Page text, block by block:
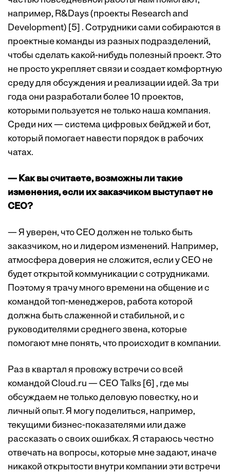
например, R&Days (проекты Research and
Development) [5] . Сотрудники сами собираются в
проектные команды из разных подразделений,
чтобы сделать какой-нибудь полезный проект. Это
не просто укрепляет связи и создает комфортную
среду для обсуждения и реализации идей. За три
года они разработали более 10 проектов,
которыми пользуется не только наша компания.
Среди них — система цифровых бейджей и бот,
который помогает навести порядок в рабочих
чатах.
— Как вы считаете, возможны ли такие
изменения, если их заказчиком выступает не
СЕО?
— Я уверен, что CEO должен не только быть
заказчиком, но и лидером изменений. Например,
атмосфера доверия не сложится, если у CEO не
будет открытой коммуникации с сотрудниками.
Поэтому я трачу много времени на общение и с
командой топ-менеджеров, работа которой
должна быть слаженной и стабильной, и с
руководителями среднего звена, которые
помогают мне понять, что происходит в компании.
Раз в квартал я провожу встречи со всей
командой Cloud.ru — СEO Talks [6] , где мы
обсуждаем не только деловую повестку, но и
личный опыт. Я могу поделиться, например,
текущими бизнес-показателями или даже
рассказать о своих ошибках. Я стараюсь честно
отвечать на вопросы, которые мне задают, иначе
никакой открытости внутри компании эти встречи